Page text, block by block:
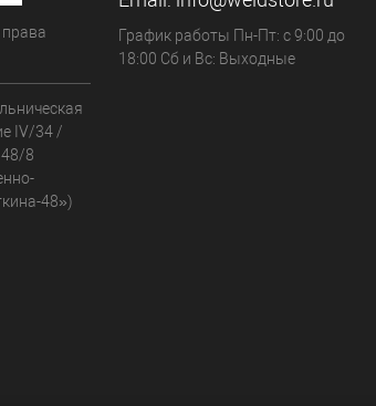
IV/34 /
48/8
48»)
График работы Пн-Пт: с 9:00 до
18:00 Сб и Вс: Выходные